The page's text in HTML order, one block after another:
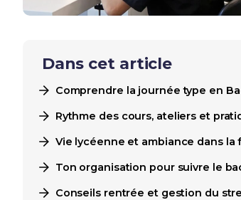
Dans cet article
Comprendre la journée type en
Rythme des cours, ateliers et
Vie lycéenne et ambiance dans
Ton organisation pour suivre le
Conseils rentrée et gestion du